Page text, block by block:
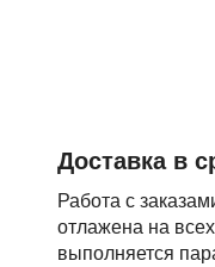
Доставка в
Работа с
отлажена на
выполняется